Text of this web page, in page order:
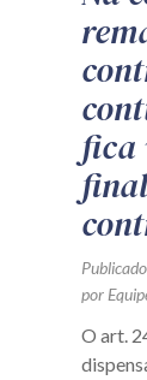
fica
por
O art.